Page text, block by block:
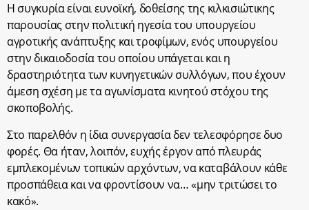
Η συγκυρία είναι ευνοϊκή, δοθείσης της κιλκισιώτικης
παρουσίας στην πολιτική ηγεσία του υπουργείου
αγροτικής ανάπτυξης και τροφίμων, ενός υπουργείου
στην δικαιοδοσία του οποίου υπάγεται και η
δραστηριότητα των κυνηγετικών συλλόγων, που έχουν
άμεση σχέση με τα αγωνίσματα κινητού στόχου της
σκοποβολής.
Στο παρελθόν η ίδια συνεργασία δεν τελεσφόρησε δυο
φορές. Θα ήταν, λοιπόν, ευχής έργον από πλευράς
εμπλεκομένων τοπικών αρχόντων, να καταβάλουν κάθε
προσπάθεια και να φροντίσουν να… «μην τριτώσει το
κακό».